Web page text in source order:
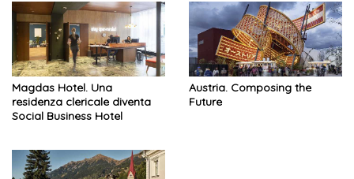
Magdas Hotel. Una
residenza clericale diventa
Social Business Hotel
Austria. Composing the
Future